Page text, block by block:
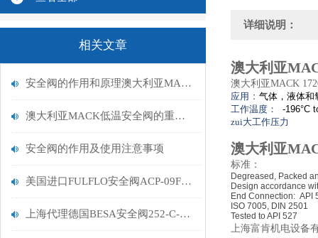
相关文章
安全阀的作用和原理澳大利亚MACK低温安全阀
澳大利亚MACK低温安全阀的重要性与受力分析
安全阀的作用及使用注意事项
美国进口FULFLO安全阀ACP-09F-150ARV代理
上海代理德国BESA安全阀252-C-H3进口
详细说明：
澳大利亚
澳大利亚MACK
应用 ： 气体，液体和
工作温度：
-196°C
zui大工作压力
澳大利亚
标准：
Degreased, Packed
Design accordance
End Connection: API
ISO 7005, DIN 2501
Tested to API 527
上海富肯机电设备